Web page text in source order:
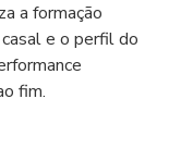
a formação
e o perfil do
fim.